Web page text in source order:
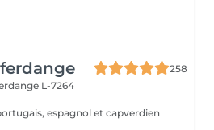
258
L-7264
espagnol et capverdien